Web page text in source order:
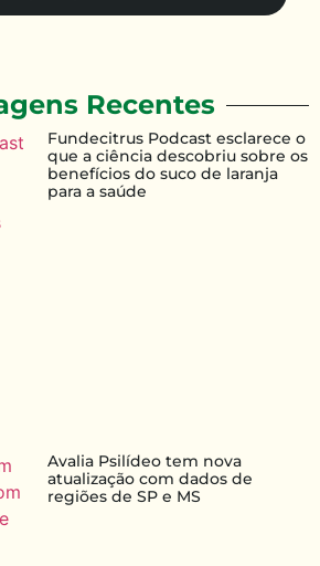
Fundecitrus Podcast esclarece o
que a ciência descobriu sobre os
benefícios do suco de laranja
para a saúde
Avalia Psilídeo tem nova
atualização com dados de
regiões de SP e MS
Recentes